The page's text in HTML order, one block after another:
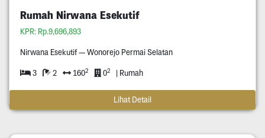
Rumah Nirwana Esekutif
KPR: Rp.9,696,893
Nirwana Esekutif — Wonorejo Permai Selatan
3 2 1602 02 | Rumah
Lihat Detail